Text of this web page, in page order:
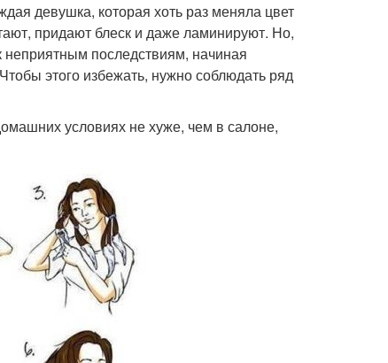
девушка, которая хоть раз меняла цвет
придают блеск и даже ламинируют. Но,
последствиям, начиная
этого избежать, нужно соблюдать ряд
условиях не хуже, чем в салоне,